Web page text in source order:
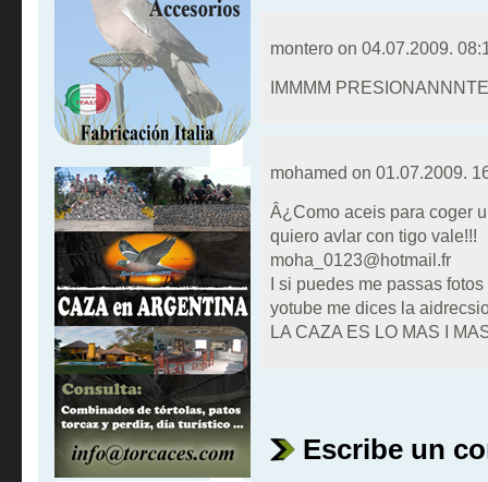
montero on 04.07.2009.
IMMMM
mohamed on 01.07.2009.
Â¿Como aceis para coger
quiero avlar con tigo vale!!!
moha_0123@hotmail.fr
I si puedes me passas
yotube me dices la
LA CAZA ES LO MAS I
Escribe un